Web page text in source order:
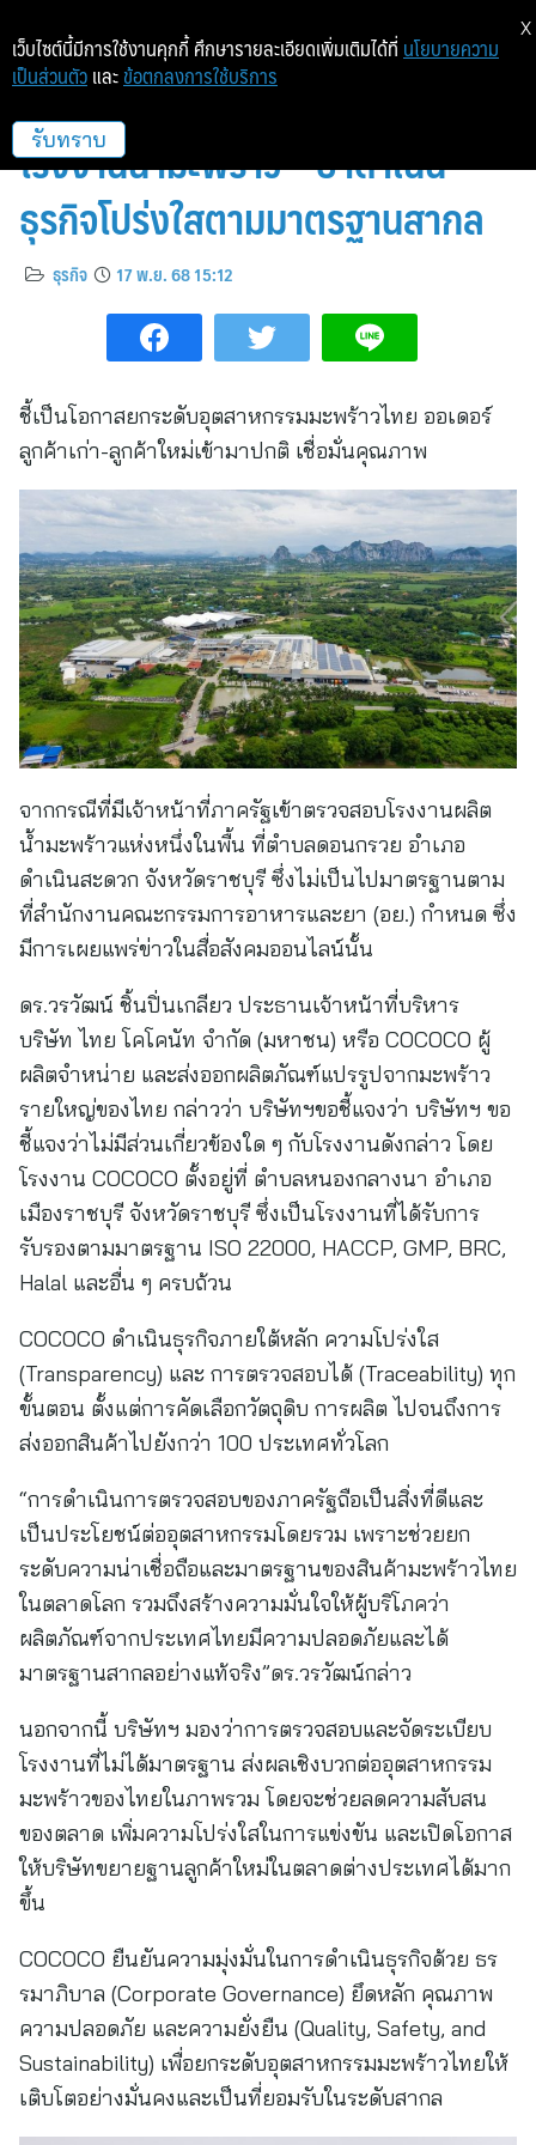
COCOCO สนับสนุนการตรวจสอบ
โรงงานน้ำมะพร้าว – ย้ำดำเนิน
ธุรกิจโปร่งใสตามมาตรฐานสากล
ธุรกิจ 17 พ.ย. 68 15:12
ชี้เป็นโอกาสยกระดับอุตสาหกรรมมะพร้าวไทย ออเดอร์
ลูกค้าเก่า-ลูกค้าใหม่เข้ามาปกติ เชื่อมั่นคุณภาพ
จากกรณีที่มีเจ้าหน้าที่ภาครัฐเข้าตรวจสอบโรงงานผลิต
น้ำมะพร้าวแห่งหนึ่งในพื้น ที่ตำบลดอนกรวย อำเภอ
ดำเนินสะดวก จังหวัดราชบุรี ซึ่งไม่เป็นไปมาตรฐานตาม
ที่สำนักงานคณะกรรมการอาหารและยา (อย.) กำหนด ซึ่ง
มีการเผยแพร่ข่าวในสื่อสังคมออนไลน์นั้น
ดร.วรวัฒน์ ชิ้นปิ่นเกลียว ประธานเจ้าหน้าที่บริหาร
บริษัท ไทย โคโคนัท จำกัด (มหาชน) หรือ COCOCO ผู้
ผลิตจำหน่าย และส่งออกผลิตภัณฑ์แปรรูปจากมะพร้าว
รายใหญ่ของไทย กล่าวว่า บริษัทฯขอชี้แจงว่า บริษัทฯ ขอ
ชี้แจงว่าไม่มีส่วนเกี่ยวข้องใด ๆ กับโรงงานดังกล่าว โดย
โรงงาน COCOCO ตั้งอยู่ที่ ตำบลหนองกลางนา อำเภอ
เมืองราชบุรี จังหวัดราชบุรี ซึ่งเป็นโรงงานที่ได้รับการ
รับรองตามมาตรฐาน ISO 22000, HACCP, GMP, BRC,
Halal และอื่น ๆ ครบถ้วน
COCOCO ดำเนินธุรกิจภายใต้หลัก ความโปร่งใส
(Transparency) และ การตรวจสอบได้ (Traceability) ทุก
ขั้นตอน ตั้งแต่การคัดเลือกวัตถุดิบ การผลิต ไปจนถึงการ
ส่งออกสินค้าไปยังกว่า 100 ประเทศทั่วโลก
“การดำเนินการตรวจสอบของภาครัฐถือเป็นสิ่งที่ดีและ
เป็นประโยชน์ต่ออุตสาหกรรมโดยรวม เพราะช่วยยก
ระดับความน่าเชื่อถือและมาตรฐานของสินค้ามะพร้าวไทย
ในตลาดโลก รวมถึงสร้างความมั่นใจให้ผู้บริโภคว่า
ผลิตภัณฑ์จากประเทศไทยมีความปลอดภัยและได้
มาตรฐานสากลอย่างแท้จริง”ดร.วรวัฒน์กล่าว
นอกจากนี้ บริษัทฯ มองว่าการตรวจสอบและจัดระเบียบ
โรงงานที่ไม่ได้มาตรฐาน ส่งผลเชิงบวกต่ออุตสาหกรรม
มะพร้าวของไทยในภาพรวม โดยจะช่วยลดความสับสน
ของตลาด เพิ่มความโปร่งใสในการแข่งขัน และเปิดโอกาส
ให้บริษัทขยายฐานลูกค้าใหม่ในตลาดต่างประเทศได้มาก
ขึ้น
COCOCO ยืนยันความมุ่งมั่นในการดำเนินธุรกิจด้วย ธร
รมาภิบาล (Corporate Governance) ยึดหลัก คุณภาพ
ความปลอดภัย และความยั่งยืน (Quality, Safety, and
Sustainability) เพื่อยกระดับอุตสาหกรรมมะพร้าวไทยให้
เติบโตอย่างมั่นคงและเป็นที่ยอมรับในระดับสากล
เว็บไซต์นี้มีการใช้งานคุกกี้ ศึกษารายละเอียดเพิ่มเติมได้ที่ นโยบายความ
เป็นส่วนตัว และ ข้อตกลงการใช้บริการ
รับทราบ
X